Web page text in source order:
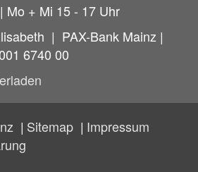
Mo + Mi 15 - 17 Uhr
| PAX-Bank Mainz |
6740 00
Sitemap
Impressum